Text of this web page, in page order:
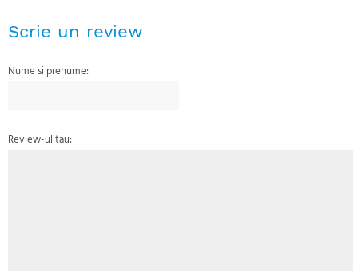
Scrie un review
Nume si prenume:
Review-ul tau: